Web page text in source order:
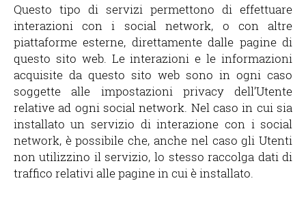
Questo tipo di servizi permettono di effettuare
interazioni con i social network, o con altre
piattaforme esterne, direttamente dalle pagine di
questo sito web. Le interazioni e le informazioni
acquisite da questo sito web sono in ogni caso
soggette alle impostazioni privacy dell’Utente
relative ad ogni social network. Nel caso in cui sia
installato un servizio di interazione con i social
network, è possibile che, anche nel caso gli Utenti
non utilizzino il servizio, lo stesso raccolga dati di
traffico relativi alle pagine in cui è installato.